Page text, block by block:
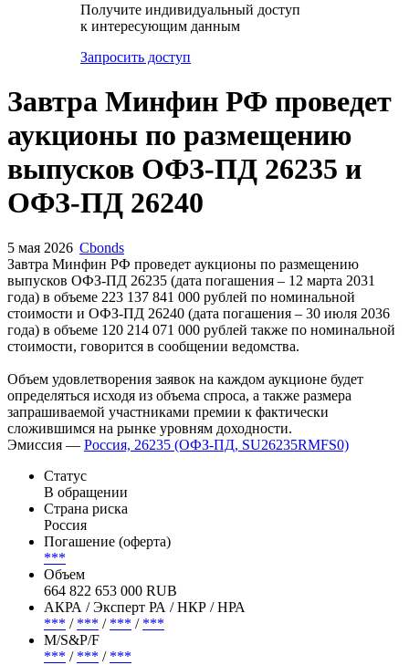
Получите индивидуальный доступ
к интересующим данным
Запросить доступ
Завтра Минфин РФ проведет
аукционы по размещению
выпусков ОФЗ-ПД 26235 и
ОФЗ-ПД 26240
5 мая 2026 Cbonds
Завтра Минфин РФ проведет аукционы по размещению
выпусков ОФЗ-ПД 26235 (дата погашения – 12 марта 2031
года) в объеме 223 137 841 000 рублей по номинальной
стоимости и ОФЗ-ПД 26240 (дата погашения – 30 июля 2036
года) в объеме 120 214 071 000 рублей также по номинальной
стоимости, говорится в сообщении ведомства.
Объем удовлетворения заявок на каждом аукционе будет
определяться исходя из объема спроса, а также размера
запрашиваемой участниками премии к фактически
сложившимся на рынке уровням доходности.
Эмиссия — Россия, 26235 (ОФЗ-ПД, SU26235RMFS0)
Статус
В обращении
Страна риска
Россия
Погашение (оферта)
***
Объем
664 822 653 000 RUB
АКРА / Эксперт РА / НКР / НРА
*** / *** / *** / ***
М/S&P/F
*** / *** / ***